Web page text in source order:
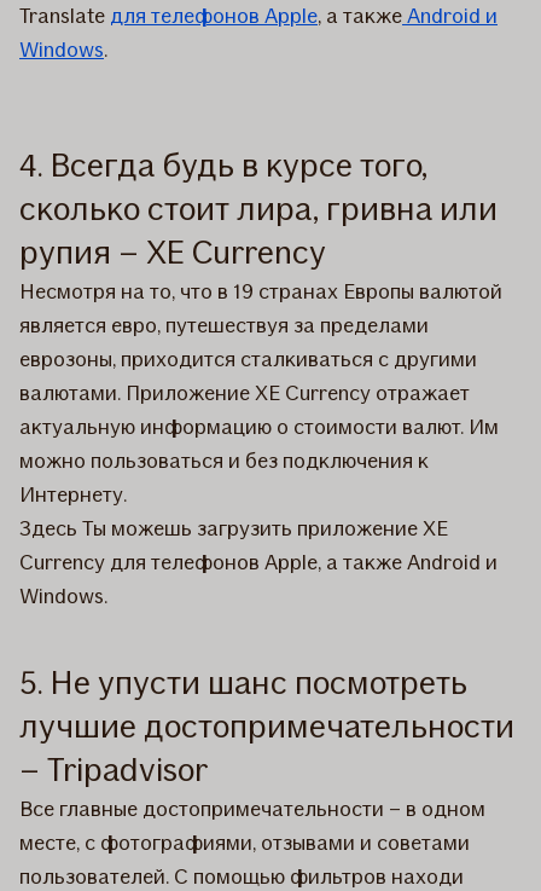
Translate для телефонов Apple, а такжеAndroid и
Windows.
4. Всегда будь в курсе того,
сколько стоит лира, гривна или
рупия – XE Currency
Несмотря на то, что в 19 странах Европы валютой
является евро, путешествуя за пределами
еврозоны, приходится сталкиваться с другими
валютами. Приложение XE Currency отражает
актуальную информацию о стоимости валют. Им
можно пользоваться и без подключения к
Интернету.
Здесь Ты можешь загрузить приложение XE
Currency для телефонов Apple, а также Android и
Windows.
5. Не упусти шанс посмотреть
лучшие достопримечательности
– Tripadvisor
Все главные достопримечательности – в одном
месте, с фотографиями, отзывами и советами
пользователей. С помощью фильтров находи